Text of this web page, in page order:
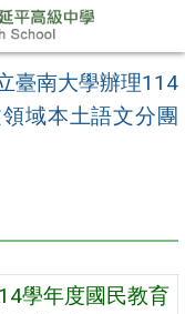
臺南大學辦理114
域本土語文分團
學年度國民教育